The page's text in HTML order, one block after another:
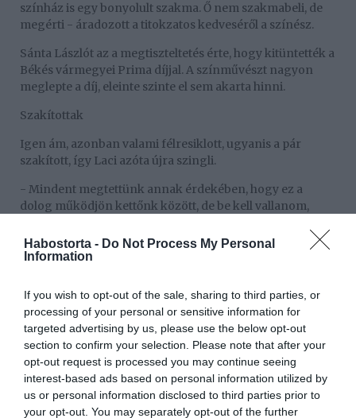
Habostorta - Do Not Process My Personal
Information
If you wish to opt-out of the sale, sharing to third parties, or
processing of your personal or sensitive information for
targeted advertising by us, please use the below opt-out
section to confirm your selection. Please note that after your
opt-out request is processed you may continue seeing
interest-based ads based on personal information utilized by
us or personal information disclosed to third parties prior to
your opt-out. You may separately opt-out of the further
színház is egy bonyolult szakma. Ő nem szakmabeli, de
megérti - áradozott a titokzatos kedveséről a színész.
Sánta Lászlót az a megtiszteltetés érte, hogy kitüntették a
Békés vármegyei Prima díjjal. A színművészt nagyon
meglepte a díj, eleinte szinte el sem akarta hinni.
Szakítottak
Igen ám, azonban valami félresiklott, ugyanis a pár
szakított, így Laci azóta újra szingli.
- Mindent megtettünk annak érdekében, hogy ez a
dolog működjön kettőnk között, de be kell vallanom,
Széphalmi Júliával, van egy közös gyermekünk, Lacika.
Sajnos a házasságunknak öt évvel ezelőtt vége szakadt,
hát nincsenek véletlenek, az élet a legnagyobb rendező,
sokkal jobban tudja, hogy mire van szükségünk, annak a
házasságnak vége kellett, hogy legyen. Abszolút jó
viszonyban vagyunk, közösen neveljük Lacikát heti
váltásban, jól megvagyunk, de már nem vagyunk
házasok. A válásom életem egyik legnagyobb kudarca!
Nem leszek álszent, a válásunk óta találkozgattam
néhány lánnyal, de valahogy nem tudtam odaadni